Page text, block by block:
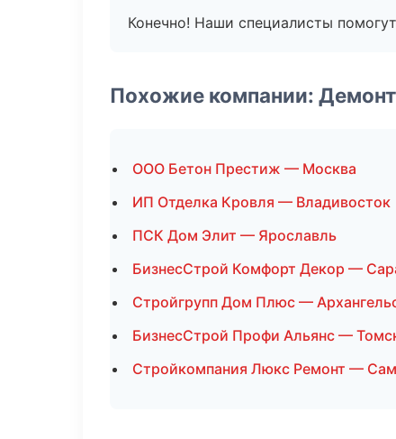
Конечно! Наши специалисты
Похожие компании:
ООО Бетон Престиж — Москва
ИП Отделка Кровля — Владивосток
ПСК Дом Элит — Ярославль
БизнесСтрой Комфорт Декор —
Стройгрупп Дом Плюс —
БизнесСтрой Профи Альянс —
Стройкомпания Люкс Ремонт —